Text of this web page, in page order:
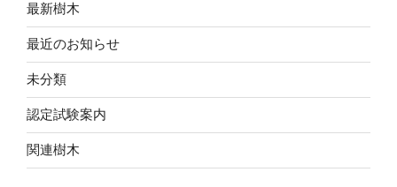
最新樹木
最近のお知らせ
未分類
認定試験案内
関連樹木